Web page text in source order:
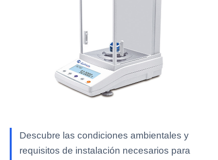
Descubre las condiciones ambientales y
requisitos de instalación necesarios para